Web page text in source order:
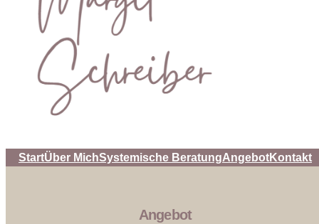
StartÜber MichSystemische BeratungAngebotKontakt
Angebot